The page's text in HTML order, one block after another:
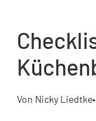
Von Nicky Liedtke•